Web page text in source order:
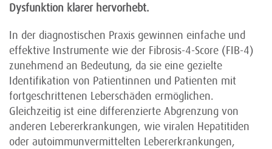
Dysfunktion klarer hervorhebt.
In der diagnostischen Praxis gewinnen einfache und
effektive Instrumente wie der Fibrosis-4-Score (FIB-4)
zunehmend an Bedeutung, da sie eine gezielte
Identifikation von Patientinnen und Patienten mit
fortgeschrittenen Leberschäden ermöglichen.
Gleichzeitig ist eine differenzierte Abgrenzung von
anderen Lebererkrankungen, wie viralen Hepatitiden
oder autoimmunvermittelten Lebererkrankungen,